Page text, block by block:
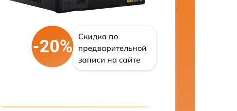
-20%
Скидка по
предварительной
записи на сайте